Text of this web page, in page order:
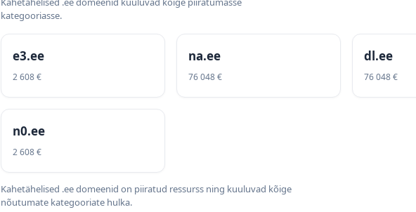
kategooriasse.
e3.ee
2 608 €
na.ee
76 048 €
dl.ee
76 048 €
n0.ee
2 608 €
Kahetähelised .ee domeenid on piiratud ressurss ning kuuluvad kõige
nõutumate kategooriate hulka.